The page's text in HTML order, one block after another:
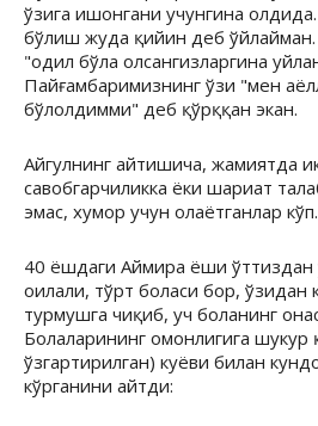
ўзига ишонгани учунгина
бўлиш жуда қийин деб
"одил бўла олсангизларгина
Пайғамбаримизнинг ўзи "мен
бўлолдимми" деб қўрққан экан.
Айгулнинг айтишича, жамиятда
савобгарчиликка ёки шариат
эмас, хумор учун олаётганлар кўп.
40 ёшдаги Аймира ёши ўттиздан
оилали, тўрт боласи бор, ўзидан
турмушга чиқиб, уч боланинг
Болаларининг омонлигига шукур
ўзгартирилган) куёви билан
кўрганини айтди: